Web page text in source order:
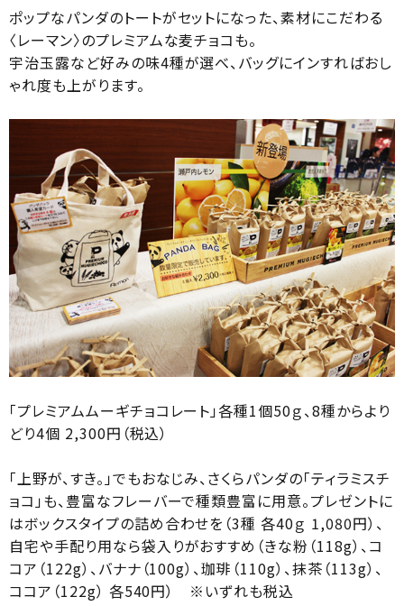
ポップなパンダのトートがセットになった、素材にこだわる
〈レーマン〉のプレミアムな麦チョコも。
宇治玉露など好みの味4種が選べ、バッグにインすればおし
ゃれ度も上がります。
「プレミアムムーギチョコレート」各種1個50ｇ、8種からより
どり4個 2,300円（税込）
「上野が、すき。」でもおなじみ、さくらパンダの「ティラミスチ
ョコ」も、豊富なフレーバーで種類豊富に用意。プレゼントに
はボックスタイプの詰め合わせを（3種 各40ｇ 1,080円）、
自宅や手配り用なら袋入りがおすすめ（きな粉（118g）、コ
コア（122g）、バナナ（100g）、珈琲（110g）、抹茶（113g）、
ココア（122g） 各540円） ※いずれも税込